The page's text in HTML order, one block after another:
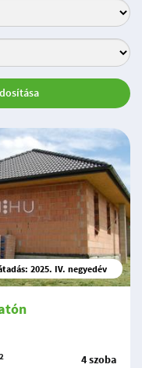
2025. IV. negyedév
2 4 szoba